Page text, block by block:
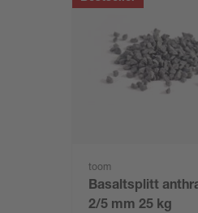
toom
Basaltsplitt
2/5 mm 25 kg